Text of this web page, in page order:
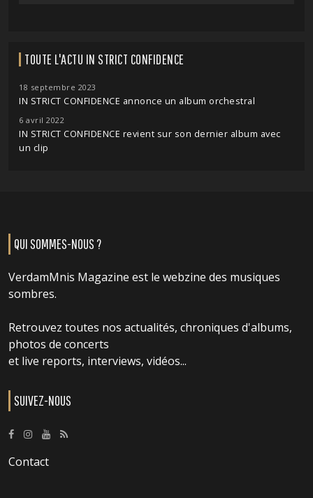
TOUTE L'ACTU IN STRICT CONFIDENCE
18 septembre 2023
IN STRICT CONFIDENCE annonce un album orchestral
6 avril 2022
IN STRICT CONFIDENCE revient sur son dernier album avec
un clip
QUI SOMMES-NOUS ?
VerdamMnis Magazine est le webzine des musiques
sombres.
Retrouvez toutes nos actualités, chroniques d'albums,
photos de concerts
et live reports, interviews, vidéos...
SUIVEZ-NOUS
Contact